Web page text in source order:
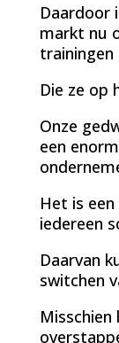
Daardoor
markt nu
trainingen
Die ze op
Onze
een
Het is
iedereen
Daarvan
switchen